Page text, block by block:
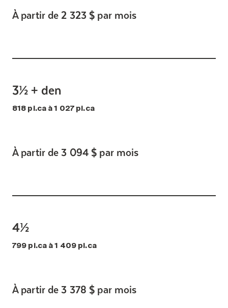
À partir de 2 323 $ par mois
3½ + den
818 pi.ca à 1 027 pi.ca
À partir de 3 094 $ par mois
4½
799 pi.ca à 1 409 pi.ca
À partir de 3 378 $ par mois